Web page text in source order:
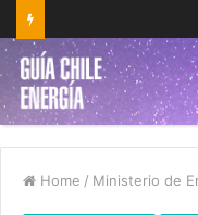
Home / Ministerio de